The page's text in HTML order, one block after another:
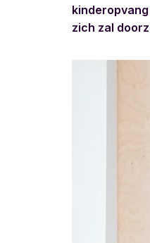
zich zal